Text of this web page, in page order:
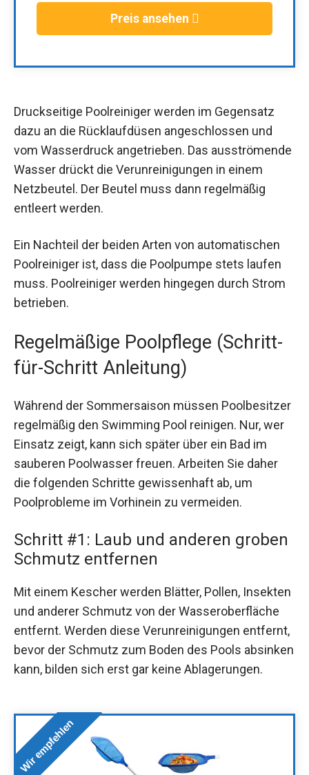
Preis ansehen
Druckseitige Poolreiniger werden im Gegensatz
dazu an die Rücklaufdüsen angeschlossen und
vom Wasserdruck angetrieben. Das ausströmende
Wasser drückt die Verunreinigungen in einem
Netzbeutel. Der Beutel muss dann regelmäßig
entleert werden.
Ein Nachteil der beiden Arten von automatischen
Poolreiniger ist, dass die Poolpumpe stets laufen
muss. Poolreiniger werden hingegen durch Strom
betrieben.
Regelmäßige Poolpflege (Schritt-
für-Schritt Anleitung)
Während der Sommersaison müssen Poolbesitzer
regelmäßig den Swimming Pool reinigen. Nur, wer
Einsatz zeigt, kann sich später über ein Bad im
sauberen Poolwasser freuen. Arbeiten Sie daher
die folgenden Schritte gewissenhaft ab, um
Poolprobleme im Vorhinein zu vermeiden.
Schritt #1: Laub und anderen groben
Schmutz entfernen
Mit einem Kescher werden Blätter, Pollen, Insekten
und anderer Schmutz von der Wasseroberfläche
entfernt. Werden diese Verunreinigungen entfernt,
bevor der Schmutz zum Boden des Pools absinken
kann, bilden sich erst gar keine Ablagerungen.
Wir empfehlen